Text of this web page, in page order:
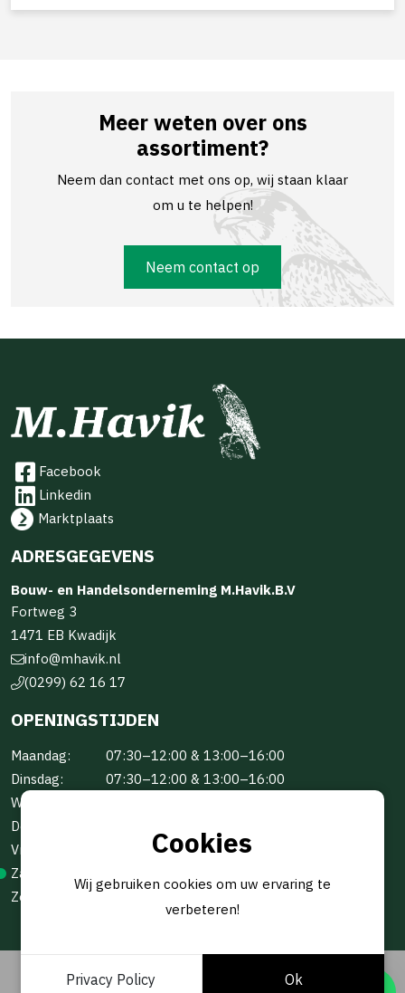
Meer weten over ons
assortiment?
Neem dan contact met ons op, wij staan klaar
om u te helpen!
Neem contact op
Facebook
Linkedin
Marktplaats
ADRESGEGEVENS
Bouw- en Handelsonderneming M.Havik.B.V
Fortweg 3
1471 EB Kwadijk
info@mhavik.nl
(0299) 62 16 17
OPENINGSTIJDEN
Maandag:
07:30–12:00 & 13:00–16:00
Dinsdag:
07:30–12:00 & 13:00–16:00
Woensdag:
Donderdag:
Vrijdag:
07:30–12:00 & 13:00–16:00
Zaterdag:
Zondag:
© 2026 -BOUW- EN HANDELSONDERNEMING M.HAVIK B.V
Cookies
Wij gebruiken cookies om uw ervaring te
verbeteren!
Privacy Policy Ok